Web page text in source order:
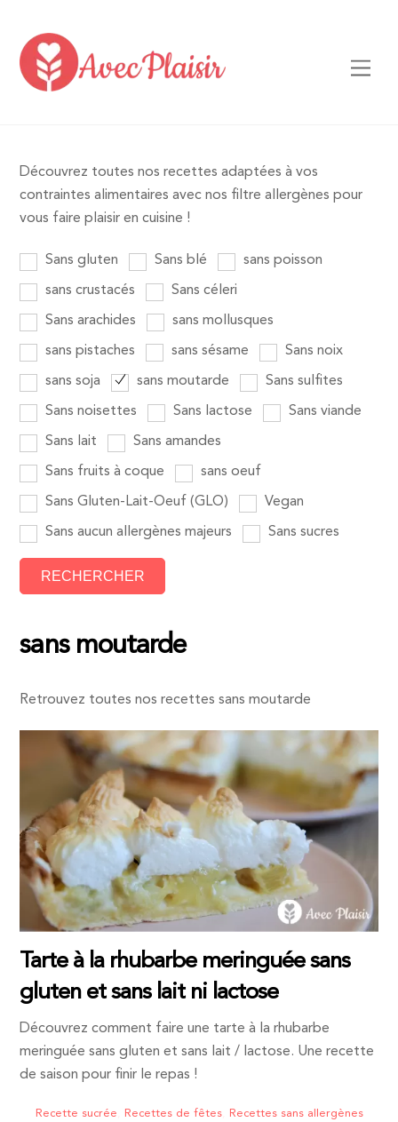
content
Découvrez toutes nos recettes adaptées à vos
contraintes alimentaires avec nos filtre allergènes pour
vous faire plaisir en cuisine !
Sans gluten Sans blé sans poisson
sans crustacés Sans céleri
Sans arachides sans mollusques
sans pistaches sans sésame Sans noix
sans soja sans moutarde Sans sulfites
Sans noisettes Sans lactose Sans viande
Sans lait Sans amandes
Sans fruits à coque sans oeuf
Sans Gluten-Lait-Oeuf (GLO) Vegan
Sans aucun allergènes majeurs Sans sucres
sans moutarde
Retrouvez toutes nos recettes sans moutarde
Tarte à la rhubarbe meringuée sans
gluten et sans lait ni lactose
Découvrez comment faire une tarte à la rhubarbe
meringuée sans gluten et sans lait / lactose. Une recette
de saison pour finir le repas !
Recette sucrée Recettes de fêtes, Recettes sans allergènes